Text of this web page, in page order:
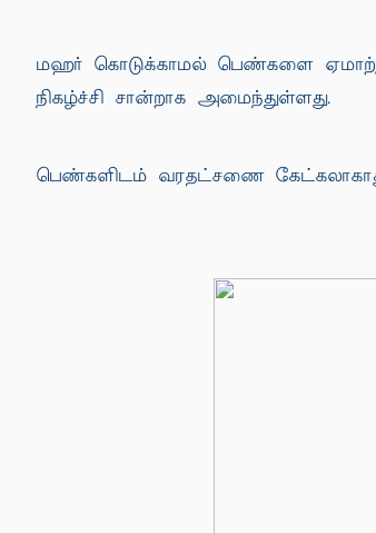
மஹர் கொடுக்காமல் பெண்களை
நிகழ்ச்சி சான்றாக அமைந்துள்ளது.
பெண்களிடம் வரதட்சணை